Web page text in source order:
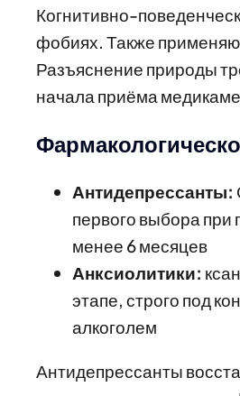
Когнитивно-
фобиях. Также
Разъяснение природы
начала приёма
Антидепрессанты:
первого выбора при
менее 6 месяцев
Анксиолитики:
этапе, строго под
алкоголем
Антидепрессанты